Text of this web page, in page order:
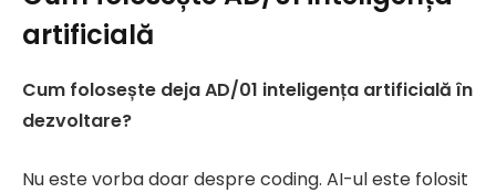
artificială
Cum folosește deja AD/01 inteligența artificială în
dezvoltare?
Nu este vorba doar despre coding. AI-ul este folosit